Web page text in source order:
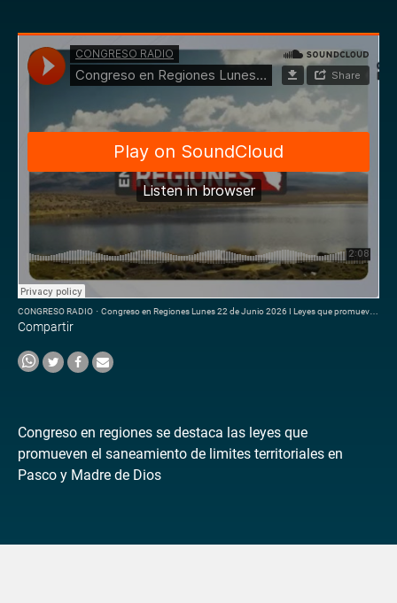
CONGRESO RADIO · Congreso en Regiones Lunes 22 de Junio 2026 I Leyes que promueven saneamiento limites territoriales
Compartir
Congreso en regiones se destaca las leyes que
promueven el saneamiento de limites territoriales en
Pasco y Madre de Dios